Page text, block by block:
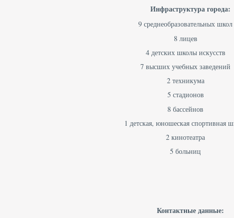
Инфраструктура города:
9 среднеобразовательных школ
8 лицев
4 детских школы искусств
7 высших учебных заведений
2 техникума
5 стадионов
8 бассейнов
1 детская, юношеская спортивная
2 кинотеатра
5 больниц
Контактные данные: